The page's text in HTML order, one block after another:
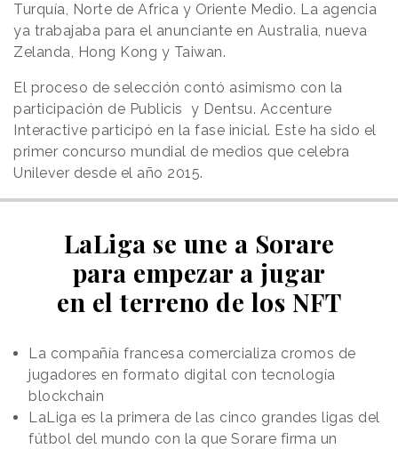
Turquía, Norte de Africa y Oriente Medio. La agencia
ya trabajaba para el anunciante en Australia, nueva
Zelanda, Hong Kong y Taiwan.
El proceso de selección contó asimismo con la
participación de Publicis y Dentsu. Accenture
Interactive participó en la fase inicial. Este ha sido el
primer concurso mundial de medios que celebra
Unilever desde el año 2015.
LaLiga se une a Sorare
para empezar a jugar
en el terreno de los NFT
La compañía francesa comercializa cromos de
jugadores en formato digital con tecnología
blockchain
LaLiga es la primera de las cinco grandes ligas del
fútbol del mundo con la que Sorare firma un